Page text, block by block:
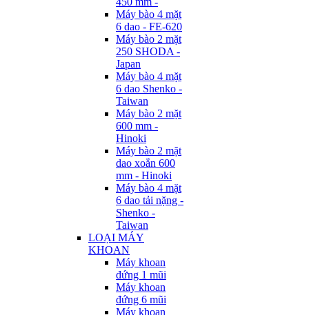
Máy bào 4 mặt
6 dao - FE-620
Máy bào 2 mặt
250 SHODA -
Japan
Máy bào 4 mặt
6 dao Shenko -
Taiwan
Máy bào 2 mặt
600 mm -
Hinoki
Máy bào 2 mặt
dao xoắn 600
mm - Hinoki
Máy bào 4 mặt
6 dao tải nặng -
Shenko -
Taiwan
LOẠI MÁY
KHOAN
Máy khoan
đứng 1 mũi
Máy khoan
đứng 6 mũi
Máy khoan